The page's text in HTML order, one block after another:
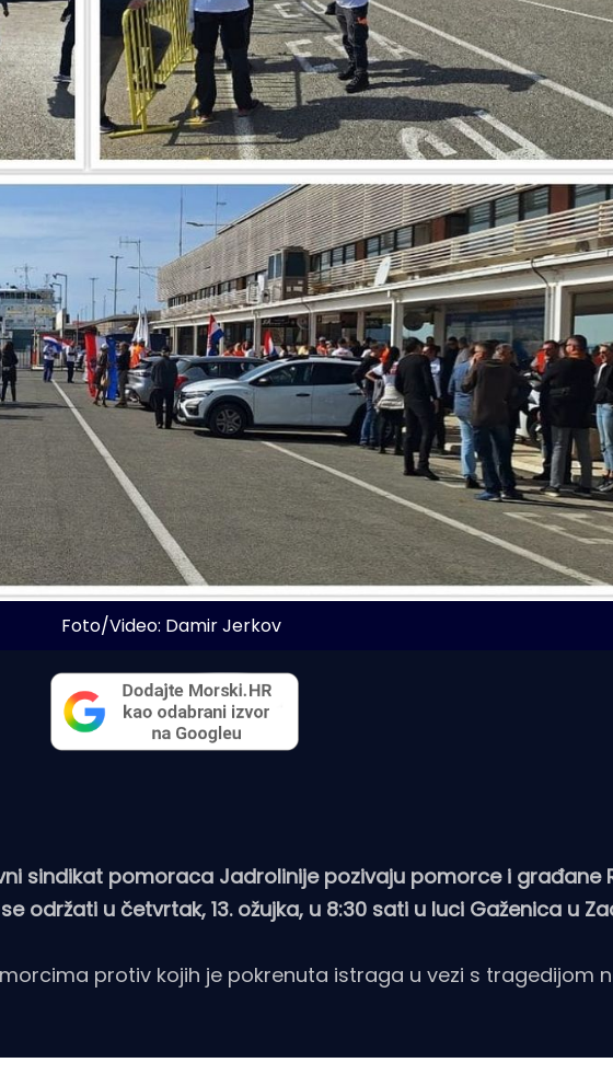
Foto/Video: Damir Jerkov
sindikat pomoraca Jadrolinije pozivaju pomorce i građane
održati u četvrtak, 13. ožujka, u 8:30 sati u luci Gaženica u
protiv kojih je pokrenuta istraga u vezi s tragedijom